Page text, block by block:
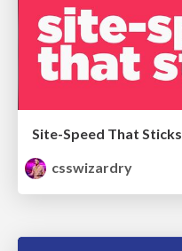
Site-Speed That Sticks
csswizardry